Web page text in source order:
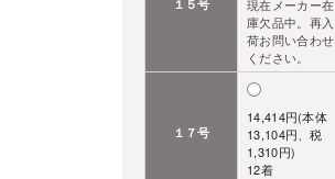
１５号
現在メーカー在
庫欠品中。再入
荷お問い合わせ
ください。
１７号
14,414円(本体
13,104円、税
1,310円)
12着